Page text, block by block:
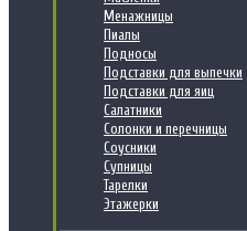
Менажницы
Пиалы
Подносы
Подставки для выпечки
Подставки для яиц
Салатники
Солонки и перечницы
Соусники
Супницы
Тарелки
Этажерки